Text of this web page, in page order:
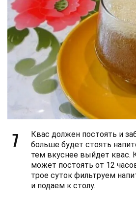
7
Квас должен постоять и
больше будет стоять
тем вкуснее выйдет квас.
может постоять от 12
трое суток фильтруем
и подаем к столу.